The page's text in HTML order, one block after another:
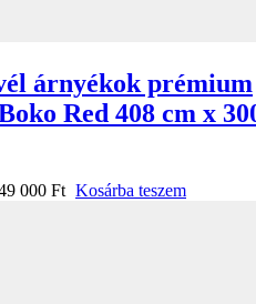
árnyékok prémium
Red 408 cm x
000 Ft Kosárba teszem